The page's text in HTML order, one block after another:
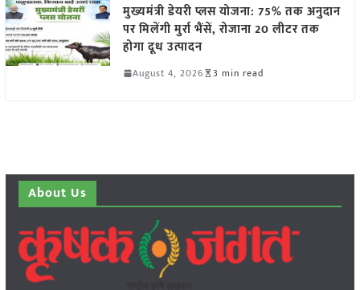
मुख्यमंत्री डेयरी प्लस योजना: 75% तक अनुदान
पर मिलेंगी मुर्रा भैंसें, रोजाना 20 लीटर तक
होगा दूध उत्पादन
August 4, 2026 3 min read
About Us